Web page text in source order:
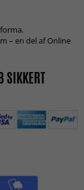
– en del af Online
SIKKERT